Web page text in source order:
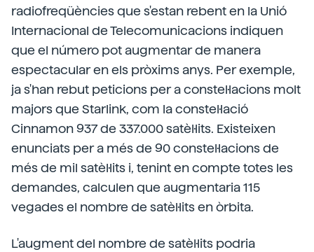
radiofreqüències que s'estan rebent en la Unió
Internacional de Telecomunicacions indiquen
que el número pot augmentar de manera
espectacular en els pròxims anys. Per exemple,
ja s'han rebut peticions per a constel·lacions molt
majors que Starlink, com la constel·lació
Cinnamon 937 de 337.000 satèl·lits. Existeixen
enunciats per a més de 90 constel·lacions de
més de mil satèl·lits i, tenint en compte totes les
demandes, calculen que augmentaria 115
vegades el nombre de satèl·lits en òrbita.
L'augment del nombre de satèl·lits podria